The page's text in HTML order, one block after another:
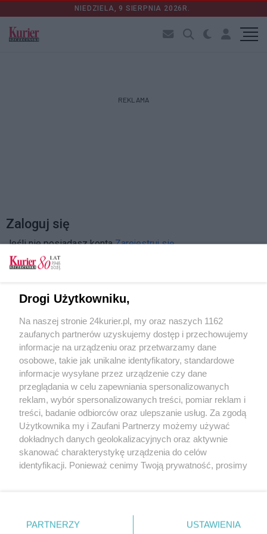
NIEDZIELA, 9 SIERPNIA 2026R.
REKLAMA
Zaloguj się
Jeśli nie posiadasz kontaZarejestruj się
Zapamiętać?
Zaloguj
Zapomniałem hasła
Copyright © 2022 Kurier Szczeciński sp. z o.o.
Drogi Użytkowniku,
Na naszej stronie 24kurier.pl, my oraz naszych 1162
zaufanych partnerów uzyskujemy dostęp i przechowujemy
informacje na urządzeniu oraz przetwarzamy dane
osobowe, takie jak unikalne identyfikatory, standardowe
informacje wysyłane przez urządzenie czy dane
przeglądania w celu zapewniania spersonalizowanych
reklam, wybór spersonalizowanych treści, pomiar reklam i
treści, badanie odbiorców oraz ulepszanie usług. Za zgodą
Użytkownika my i Zaufani Partnerzy możemy używać
dokładnych danych geolokalizacyjnych oraz aktywnie
skanować charakterystykę urządzenia do celów
identyfikacji. Ponieważ cenimy Twoją prywatność, prosimy
prywatności znajdujący się w lewym dolnym rogu strony
. Niektóre rodzaje przetwarzania danych nie wymagają
PARTNERZY USTAWIENIA